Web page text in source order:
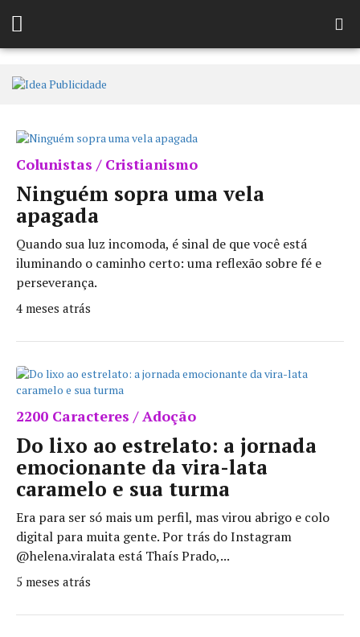
Colunistas / Cristianismo
Ninguém sopra uma vela
apagada
Quando sua luz incomoda, é sinal de que você está
iluminando o caminho certo: uma reflexão sobre fé e
perseverança.
4 meses atrás
2200 Caracteres / Adoção
Do lixo ao estrelato: a jornada
emocionante da vira-lata
caramelo e sua turma
Era para ser só mais um perfil, mas virou abrigo e colo
digital para muita gente. Por trás do Instagram
@helena.viralata está Thaís Prado,...
5 meses atrás